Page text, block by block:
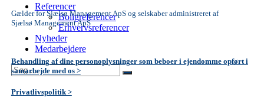
Referencer
Boligreferencer
Erhvervsreferencer
Nyheder
Medarbejdere
Søg
efter:
Søg
Gælder for Sjælsø Management ApS og selskaber administreret af
Sjælsø Management ApS
Behandling af dine personoplysninger som beboer i ejendomme opført i
samarbejde med os >
Privatlivspolitik >